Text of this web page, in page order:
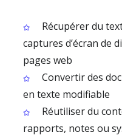
Récupérer du
captures d’écran de
pages web
Convertir des
en texte modifiable
Réutiliser du
rapports, notes ou